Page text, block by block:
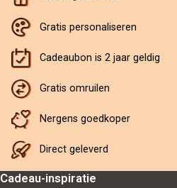
Gratis personaliseren
Cadeaubon is 2 jaar geldig
Gratis omruilen
Nergens goedkoper
Direct geleverd
Cadeau-inspiratie